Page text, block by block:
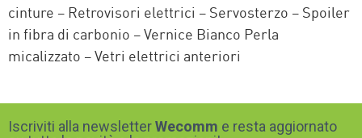
cinture – Retrovisori elettrici – Servosterzo – Spoiler
in fibra di carbonio – Vernice Bianco Perla
micalizzato – Vetri elettrici anteriori
Iscriviti alla newsletterWecomm e resta aggiornato